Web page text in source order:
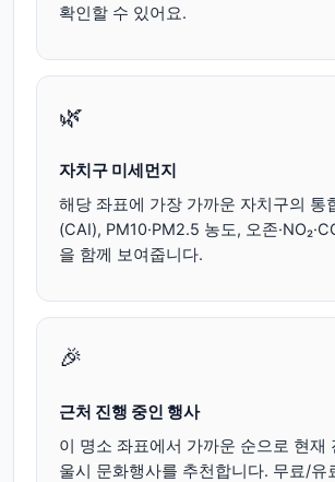
확인할 수 있어요.
🌿
자치구 미세먼지
해당 좌표에 가장 가까운 자치구의 통
(CAI), PM10·PM2.5 농도, 오존
을 함께 보여줍니다.
🎉
근처 진행 중인 행사
이 명소 좌표에서 가까운 순으로 현재
울시 문화행사를 추천합니다. 무료/유